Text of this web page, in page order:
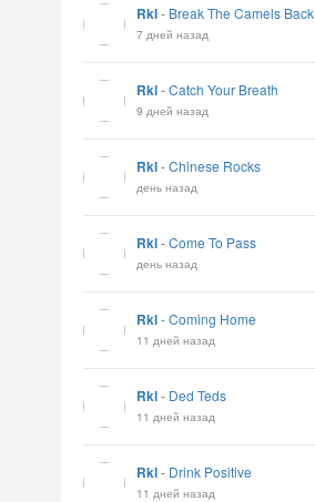
Rkl- Break The Camels Back
7 дней назад
Rkl-Catch Your Breath
9 дней назад
Rkl-Chinese Rocks
день назад
Rkl-Come To Pass
день назад
Rkl-Coming Home
11 дней назад
Rkl- Ded Teds
11 дней назад
Rkl- Drink Positive
11 дней назад